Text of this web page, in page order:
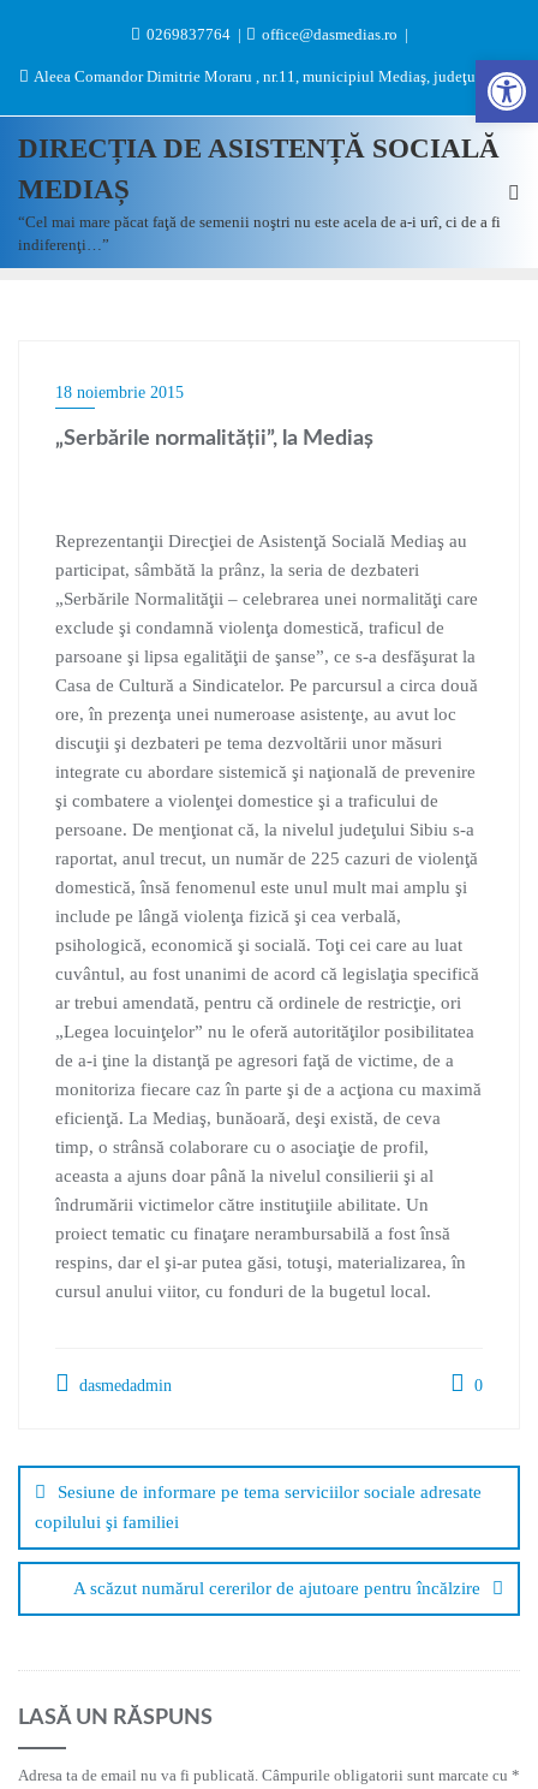
0269837764 office@dasmedias.ro
Aleea Comandor Dimitrie Moraru , nr.11, municipiul Mediaş, judeţul Sibiu
DIRECȚIA DE ASISTENȚĂ SOCIALĂ
MEDIAȘ
“Cel mai mare păcat faţă de semenii noştri nu este acela de a-i urî, ci de a fi
indiferenţi…”
18 noiembrie 2015
„Serbările normalităţii”, la Mediaş
Reprezentanţii Direcţiei de Asistenţă Socială Mediaş au
participat, sâmbătă la prânz, la seria de dezbateri
„Serbările Normalităţii – celebrarea unei normalităţi care
exclude şi condamnă violenţa domestică, traficul de
parsoane şi lipsa egalităţii de şanse”, ce s-a desfăşurat la
Casa de Cultură a Sindicatelor. Pe parcursul a circa două
ore, în prezenţa unei numeroase asistenţe, au avut loc
discuţii şi dezbateri pe tema dezvoltării unor măsuri
integrate cu abordare sistemică şi naţională de prevenire
şi combatere a violenţei domestice şi a traficului de
persoane. De menţionat că, la nivelul judeţului Sibiu s-a
raportat, anul trecut, un număr de 225 cazuri de violenţă
domestică, însă fenomenul este unul mult mai amplu şi
include pe lângă violenţa fizică şi cea verbală,
psihologică, economică şi socială. Toţi cei care au luat
cuvântul, au fost unanimi de acord că legislaţia specifică
ar trebui amendată, pentru că ordinele de restricţie, ori
„Legea locuinţelor” nu le oferă autorităţilor posibilitatea
de a-i ţine la distanţă pe agresori faţă de victime, de a
monitoriza fiecare caz în parte şi de a acţiona cu maximă
eficienţă. La Mediaş, bunăoară, deşi există, de ceva
timp, o strânsă colaborare cu o asociaţie de profil,
aceasta a ajuns doar până la nivelul consilierii şi al
îndrumării victimelor către instituţiile abilitate. Un
proiect tematic cu finaţare nerambursabilă a fost însă
respins, dar el şi-ar putea găsi, totuşi, materializarea, în
cursul anului viitor, cu fonduri de la bugetul local.
dasmedadmin 0
Sesiune de informare pe tema serviciilor sociale adresate
copilului şi familiei
A scăzut numărul cererilor de ajutoare pentru încălzire
LASĂ UN RĂSPUNS
Adresa ta de email nu va fi publicată. Câmpurile obligatorii sunt marcate cu *